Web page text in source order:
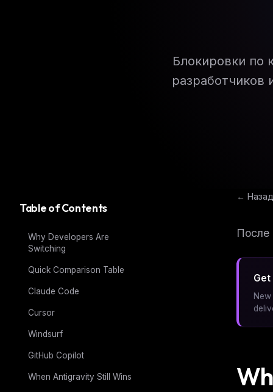
Блокировки по
разработчиков
Table of Contents
Why Developers Are
Switching
Quick Comparison Table
Claude Code
Cursor
Windsurf
GitHub Copilot
When Antigravity Still Wins
←
После